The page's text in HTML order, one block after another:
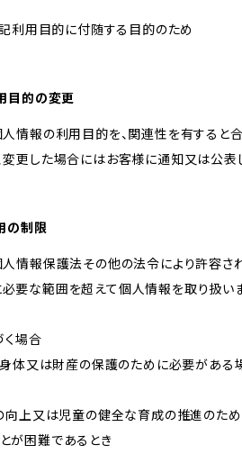
記利用目的に付随する目的のため
目的の変更
人情報の利用目的を、関連性を有する
変更した場合にはお客様に通知又は公表
の制限
人情報保護法その他の法令により許容さ
要な範囲を超えて個人情報を取り扱い
く場合
身体又は財産の保護のために必要があ
の向上又は児童の健全な育成の推進のた
が困難であるとき